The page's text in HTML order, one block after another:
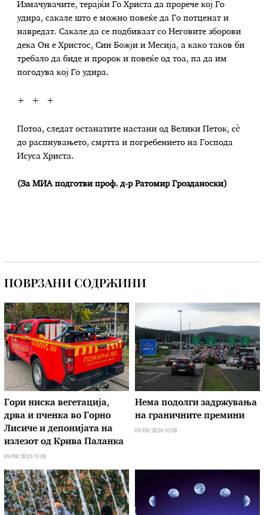
Измачувачите, терајќи Го Христа да прорече кој Го
удира, сакале што е можно повеќе да Го потценат и
навредат. Сакале да се подбиваат со Неговите зборови
дека Он е Христос, Син Божји и Месија, а како таков би
требало да биде и пророк и повеќе од тоа, па да им
погодува кој Го удира.
+ + +
Потоа, следат останатите настани од Велики Петок, сè
до распнувањето, смртта и погребението на Господа
Исуса Христа.
(За МИА подготви проф. д-р Ратомир Грозданоски)
ПОВРЗАНИ СОДРЖИНИ
Гори ниска вегетација,
дрва и пченка во Горно
Лисиче и депонијата на
излезот од Крива Паланка
09/08/2026 10:08
Нема подолги задржувања
на граничните премини
09/08/2026 10:08